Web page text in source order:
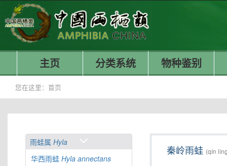
主页 分类系统 物种鉴别
您在这里： 首页
雨蛙属 Hyla
华西雨蛙 Hyla annectans
秦岭雨蛙 (qín